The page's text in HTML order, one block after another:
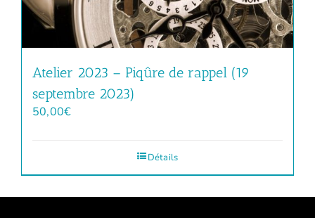
Atelier 2023 – Piqûre de rappel (19
septembre 2023)
50,00€
Détails